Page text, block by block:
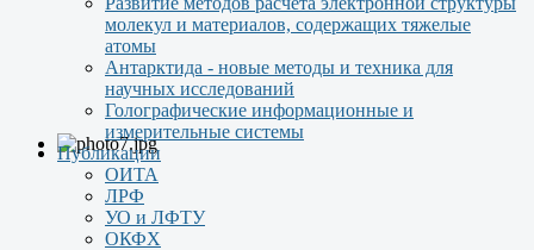
молекул и материалов, содержащих тяжелые
атомы
Антарктида - новые методы и техника для
научных исследований
Голографические информационные и
измерительные системы
Публикации
ОИТА
ЛРФ
УО и ЛФТУ
ОКФХ